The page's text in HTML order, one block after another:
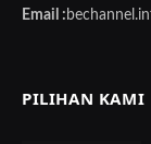
Email :
PILIHAN KAMI